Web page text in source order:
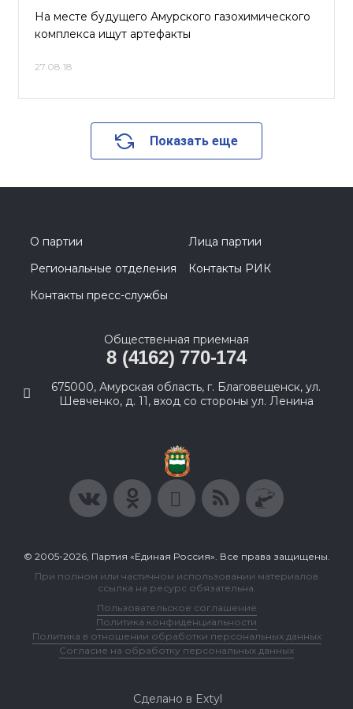
На месте будущего Амурского газохимического
комплекса ищут артефакты
27.08.18
Показать еще
О партии
Лица партии
Региональные отделения
Контакты РИК
Контакты пресс-службы
Общественная приемная
8 (4162) 770-174
675000, Амурская область, г. Благовещенск, ул.
Шевченко, д. 11, вход со стороны ул. Ленина
© 2005-2026, Партия «Единая Россия». Все права защищены.
При полном или частичном использовании материалов
ссылка на ресурс обязательна.
Пользовательское соглашение
Политика конфиденциальности
Политика в отношении обработки персональных данных
Согласие на обработку персональных данных
Сделано в Extyl